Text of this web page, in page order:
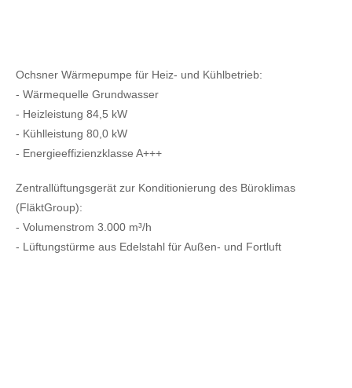
Ochsner Wärmepumpe für Heiz- und Kühlbetrieb:
- Wärmequelle Grundwasser
- Heizleistung 84,5 kW
- Kühlleistung 80,0 kW
- Energieeffizienzklasse A+++
Zentrallüftungsgerät zur Konditionierung des Büroklimas
(FläktGroup):
- Volumenstrom 3.000 m³/h
- Lüftungstürme aus Edelstahl für Außen- und Fortluft